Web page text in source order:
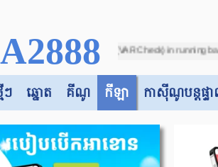
score (VAR Check) in running ball on match
ៗ ឆ្នោត គីណូ កីឡា កាស៊ី​​ណូបន្តផ្ទ